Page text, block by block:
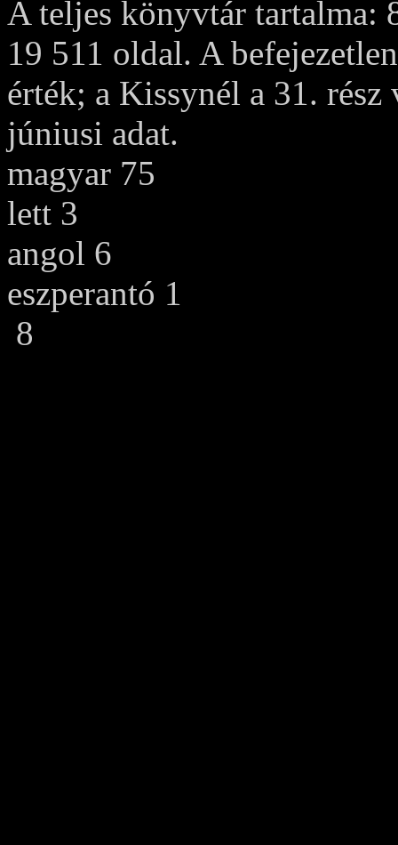
A teljes könyvtár tartalma:
19 511 oldal. A
érték; a Kissynél a 31.
júniusi adat.
magyar 75
lett 3
angol 6
eszperantó 1
8